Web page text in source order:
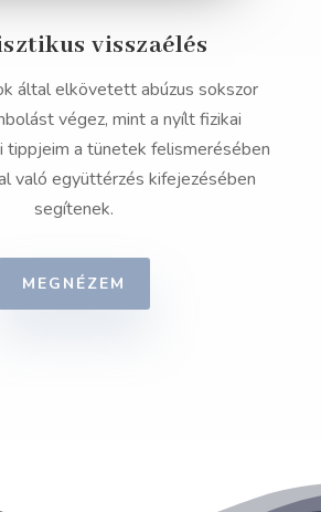
visszaélés
által elkövetett abúzus sokszor
végez, mint a nyílt fizikai
tippjeim a tünetek felismerésében
való együttérzés kifejezésében
segítenek.
MEGNÉZEM